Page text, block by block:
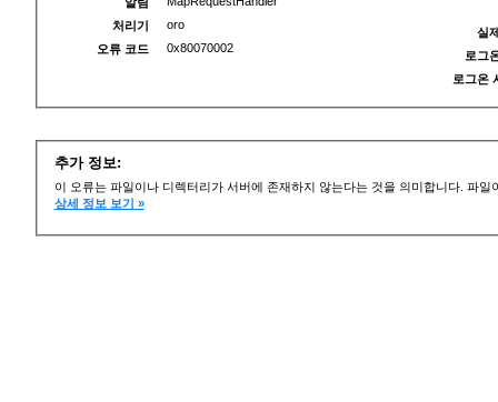
처리기
oro
오류 코드
0x80070002
실
로그
로그온
추가 정보:
이 오류는 파일이나 디렉터리가 서버에 존재하지 않는다는 것을 의미합니다. 파
상세 정보 보기 »